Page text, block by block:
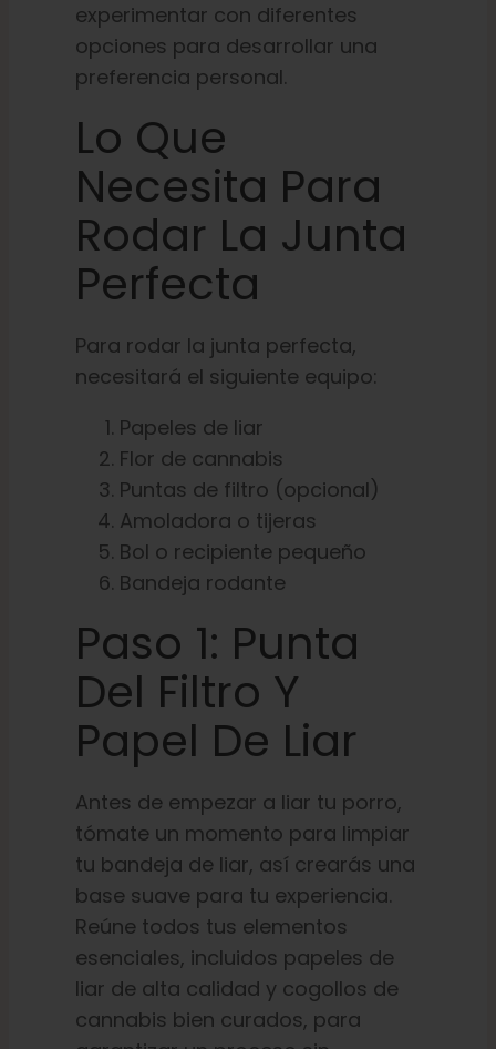
experimentar con diferentes
opciones para desarrollar una
preferencia personal.
Lo Que
Necesita Para
Rodar La Junta
Perfecta
Para rodar la junta perfecta,
necesitará el siguiente equipo:
Papeles de liar
Flor de cannabis
Puntas de filtro (opcional)
Amoladora o tijeras
Bol o recipiente pequeño
Bandeja rodante
Paso 1: Punta
Del Filtro Y
Papel De Liar
Antes de empezar a liar tu porro,
tómate un momento para limpiar
tu bandeja de liar, así crearás una
base suave para tu experiencia.
Reúne todos tus elementos
esenciales, incluidos papeles de
liar de alta calidad y cogollos de
cannabis bien curados, para